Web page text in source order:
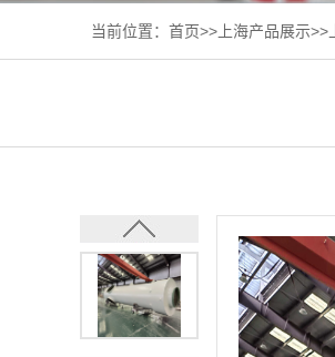
当前位置： 首页>> 上海产品展示>>